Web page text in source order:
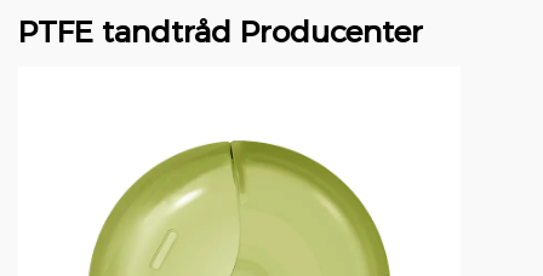
PTFE tandtråd Producenter